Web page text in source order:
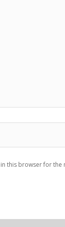
this browser for the